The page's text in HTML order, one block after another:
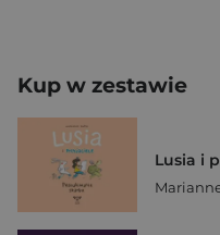
Kup w zestawie
Lusia i